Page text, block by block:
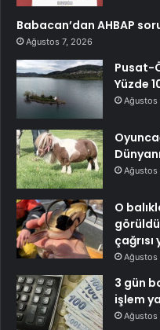
Babacan’dan AHBAP
Ağustos 7, 2026
Pusat-
Yüzde
Ağustos
Ağustos
O
çağrısı
Ağustos
3 gün
işlem
Ağustos